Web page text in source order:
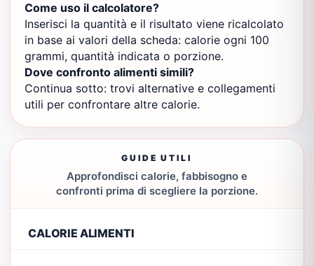
Come uso il calcolatore?
Inserisci la quantità e il risultato viene ricalcolato
in base ai valori della scheda: calorie ogni 100
grammi, quantità indicata o porzione.
Dove confronto alimenti simili?
Continua sotto: trovi alternative e collegamenti
utili per confrontare altre calorie.
GUIDE UTILI
Approfondisci calorie, fabbisogno e
confronti prima di scegliere la porzione.
CALORIE ALIMENTI